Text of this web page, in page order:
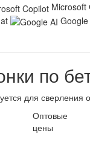
Microsoft
Google
по
для сверления
Оптовые
цены